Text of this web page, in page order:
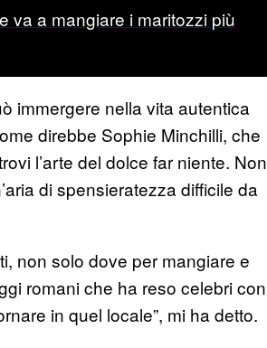
va a mangiare i maritozzi più
immergere nella vita autentica
direbbe Sophie Minchilli, che
l’arte del dolce far niente. Non
di spensieratezza difficile da
non solo dove per mangiare e
romani che ha reso celebri con
in quel locale”, mi ha detto.